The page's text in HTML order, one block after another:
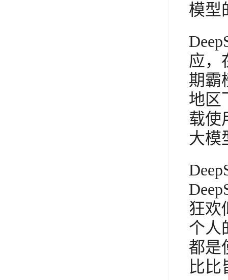
模型
应，
期霸
地区
载使
大模
狂欢
个人
都是
比比